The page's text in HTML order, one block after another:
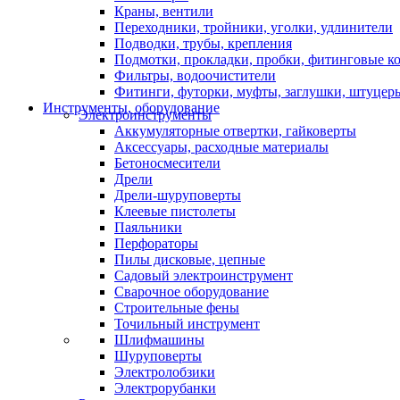
Краны, вентили
Переходники, тройники, уголки, удлинители
Подводки, трубы, крепления
Подмотки, прокладки, пробки, фитинговые
Фильтры, водоочистители
Фитинги, футорки, муфты, заглушки,
Инструменты, оборудование
Электроинструменты
Аккумуляторные отвертки, гайковерты
Аксессуары, расходные материалы
Бетоносмесители
Дрели
Дрели-шуруповерты
Клеевые пистолеты
Паяльники
Перфораторы
Пилы дисковые, цепные
Садовый электроинструмент
Сварочное оборудование
Строительные фены
Точильный инструмент
Шлифмашины
Шуруповерты
Электролобзики
Электрорубанки